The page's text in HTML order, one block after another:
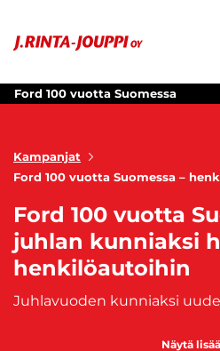
Ford 100 vuotta Suomessa
Kampanjat
Ford 100 vuotta Suomessa –
Ford 100 vuotta
juhlan kunniaksi
henkilöautoihin
Näytä lisää